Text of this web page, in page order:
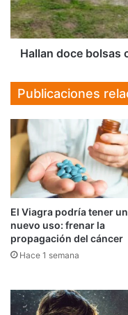
en
México
Hallan doce bolsas
Publicaciones
El Viagra podría tener un
nuevo uso: frenar la
propagación del cáncer
Hace 1 semana